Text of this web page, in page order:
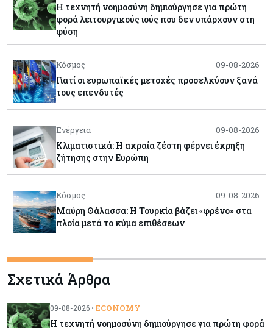
Η τεχνητή νοημοσύνη δημιούργησε για πρώτη
φορά λειτουργικούς ιούς που δεν υπάρχουν στη
φύση
Κόσμος 09-08-2026
Γιατί οι ευρωπαϊκές μετοχές προσελκύουν ξανά
τους επενδυτές
Ενέργεια 09-08-2026
Κλιματιστικά: Η ακραία ζέστη φέρνει έκρηξη
ζήτησης στην Ευρώπη
Κόσμος 09-08-2026
Μαύρη Θάλασσα: Η Τουρκία βάζει «φρένο» στα
πλοία μετά το κύμα επιθέσεων
Tech 09-08-2026
Τεχνητή νοημοσύνη: Αλλάζει τα δεδομένα στην
επικοινωνία – Μια επικίνδυνη «τελειότητα»
Κόσμος 09-08-2026
Σχετικά Άρθρα
09-08-2026 • ECONOMY
Η τεχνητή νοημοσύνη δημιούργησε για πρώτη φορά